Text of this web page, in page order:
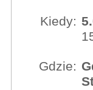
Kiedy:
Gdzie: